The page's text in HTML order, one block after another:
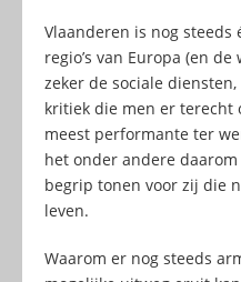
Vlaanderen is nog steeds
regio’s van Europa (en
zeker de sociale
kritiek die men er terecht
meest performante ter
het onder andere
begrip tonen voor zij die
leven.
Waarom er nog steeds